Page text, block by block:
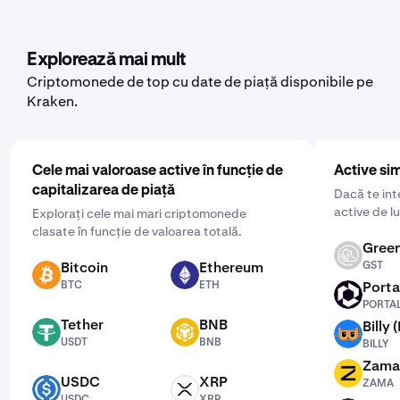
să-l achiziționezi. Apoi, introdu suma pe care vrei să o
cumperi și selectează frecvența, dând clic pe „O dată” și
alegând o frecvență convenabilă pentru tine: zilnic,
săptămânal sau lunar.
Explorează mai mult
Criptomonede de top cu date de piață disponibile pe
Kraken.
Cele mai valoroase active în funcție de
capitalizarea de piață
Explorați cele mai mari criptomonede
clasate în funcție de valoarea totală.
BTC Bitcoin
BTC
ETH Ethereum
ETH
USDT Tether
USDT
BNB BNB
BNB
USDC USDC XRP XRP
Active
Dacă te
active de
GST
GST
PORTAL
BILLY Billy
BILLY
ZAMA Zama
ZAMA